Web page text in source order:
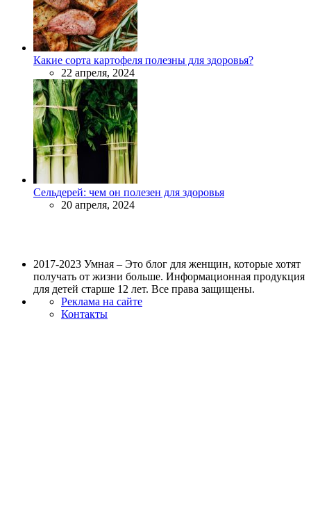
Какие сорта картофеля полезны для здоровья?
22 апреля, 2024
Сельдерей: чем он полезен для здоровья
20 апреля, 2024
2017-2023 Умная – Это блог для женщин, которые хотят
получать от жизни больше. Информационная продукция
для детей старше 12 лет. Все права защищены.
Реклама на сайте
Контакты